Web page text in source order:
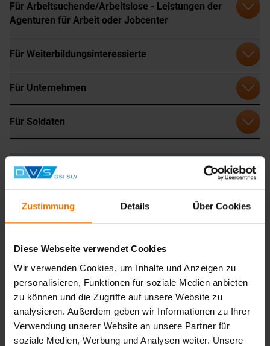
Zustimmung Details Über Cookies
Diese Webseite verwendet Cookies
Wir verwenden Cookies, um Inhalte und Anzeigen zu
personalisieren, Funktionen für soziale Medien anbieten
zu können und die Zugriffe auf unsere Website zu
analysieren. Außerdem geben wir Informationen zu Ihrer
Verwendung unserer Website an unsere Partner für
soziale Medien, Werbung und Analysen weiter. Unsere
Für Arbeitsuchende/Arbeitslose - Leistungen der
Agenturen für Arbeit oder Jobcenter
Für Weiterbildungsinteressierte
Für Unternehmen
Für Soldaten
Unser Service für Sie: Fördermittelberatung
Sie möchten bei uns eine Ausbildung oder eine
berufliche Weiterbildung absolvieren?
Sie planen Ihre Mitarbeiter bei uns schulen zu lassen?
Fördermöglichkeiten gibt.
Sprechen Sie uns an!